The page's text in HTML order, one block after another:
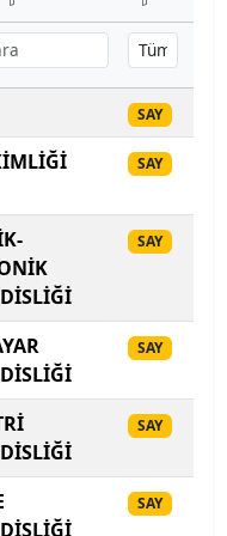
SAY
SAY
SAY
SAY
SAY
SAY